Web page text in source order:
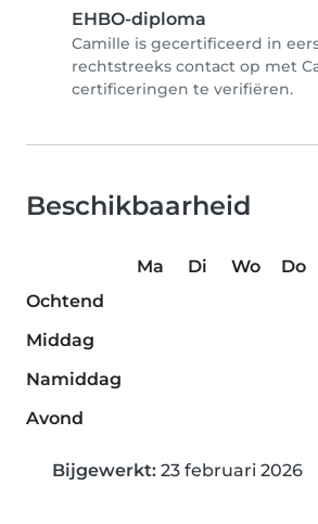
EHBO-diploma
Camille is gecertificeerd in
rechtstreeks contact op met
certificeringen te verifiëren.
Beschikbaarheid
Ma Di Wo Do
Ochtend
Middag
Namiddag
Avond
Bijgewerkt: 23 februari 2026